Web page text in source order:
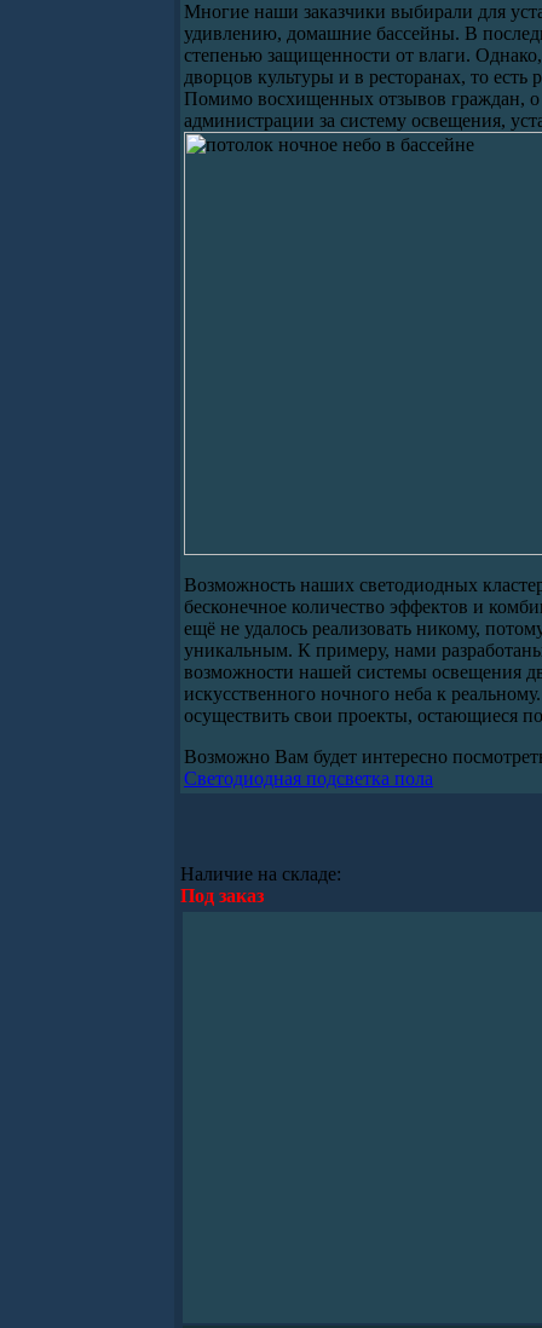
Многие наши заказчики выбирали для
удивлению, домашние бассейны. В
степенью защищенности от влаги.
дворцов культуры и в ресторанах, то
Помимо восхищенных отзывов граждан, о
администрации за систему освещения,
Возможность наших светодиодных
бесконечное количество эффектов и
ещё не удалось реализовать никому,
уникальным. К примеру, нами
возможности нашей системы освещения
искусственного ночного неба к
осуществить свои проекты, остающиеся
Возможно Вам будет интересно
Светодиодная подсветка пола
Наличие на складе:
Под заказ